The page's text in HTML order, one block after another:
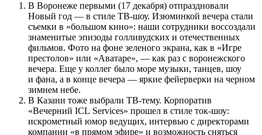
В Воронеже первыми (17 декабря) отпраздновали
Новый год — в стиле ТВ-шоу. Изюминкой вечера стали
съемки в «большом кино»: наши сотрудники воссоздали
знаменитые эпизоды голливудских и отечественных
фильмов. Фото на фоне зеленого экрана, как в «Игре
престолов» или «Аватаре», — как раз с воронежского
вечера. Еще у коллег было море музыки, танцев, шоу
и фана, а в конце вечера — яркие фейерверки на черном
зимнем небе.
В Казани тоже выбрали ТВ-тему. Корпоратив
«Вечерний ICL Services» прошел в стиле ток-шоу:
искрометный юмор ведущих, интервью с директорами
компании «в прямом эфире» и возможность сняться